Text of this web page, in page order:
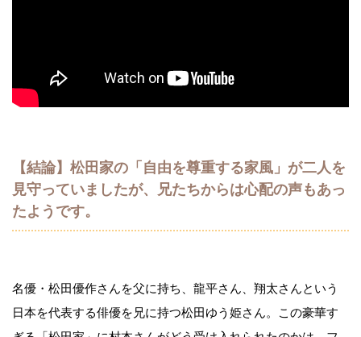
【結論】松田家の「自由を尊重する家風」が二人を
見守っていましたが、兄たちからは心配の声もあっ
たようです。
名優・松田優作さんを父に持ち、龍平さん、翔太さんという
日本を代表する俳優を兄に持つ松田ゆう姫さん。この豪華す